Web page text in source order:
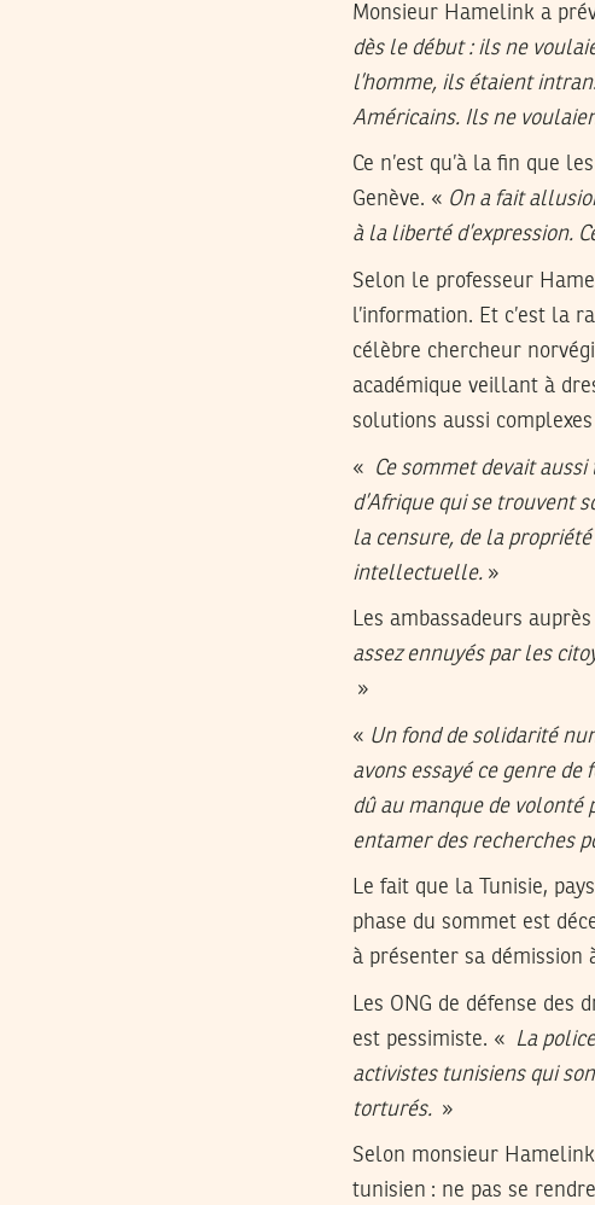
Monsieur Hamelink a
dès le début : ils ne
l’homme, ils étaient
Américains. Ils ne
Ce n’est qu’à la fin que
Genève. « On a fait
à la liberté d’expression.
Selon le professeur
l’information. Et c’est la
célèbre chercheur
académique veillant à
solutions aussi
«
Ce sommet devait
d’Afrique qui se trouvent
la censure, de la
intellectuelle. »
Les ambassadeurs
assez ennuyés par les
»
« Un fond de solidarité
avons essayé ce genre
dû au manque de volonté
entamer des recherches
Le fait que la Tunisie,
phase du sommet est
à présenter sa démission
Les ONG de défense
est pessimiste. «
La
activistes tunisiens qui
torturés. »
Selon monsieur
tunisien : ne pas se